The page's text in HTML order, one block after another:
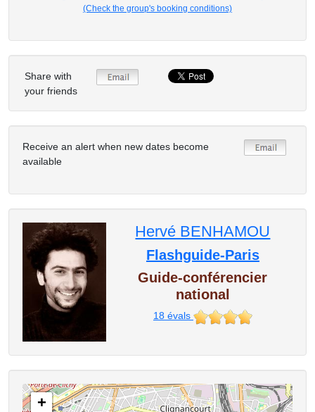
(Check the group's booking conditions)
Share with
your friends
Receive an alert when new dates become
available
Hervé BENHAMOU
Flashguide-Paris
Guide-conférencier
national
18 évals
+